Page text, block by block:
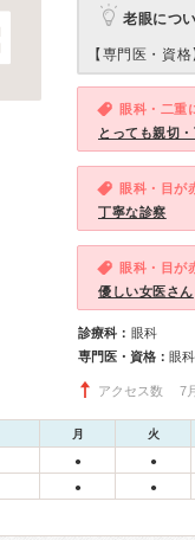
老眼につ
【専門医・資格
眼科・二重
とっても親切
眼科・目が
丁寧な診察
眼科・目が
優しい女医さん
診療科： 眼科
専門医・資格： 眼
アクセス数 7
月 火
● ●
● ●